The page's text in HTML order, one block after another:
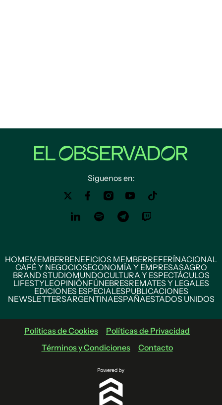
Siguenos en:
HOMEMEMBERBENEFICIOS MEMBERREFERÍNACIONAL
CAFÉ Y NEGOCIOSECONOMÍA Y EMPRESASAGRO
BRAND STUDIOMUNDOCULTURA Y ESPECTÁCULOS
LIFESTYLEOPINIÓNFÚNEBRESREMATES Y LEGALES
EDICIONES ESPECIALESPUBLICACIONES
NEWSLETTERSARGENTINAESPAÑAESTADOS UNIDOS
Políticas de Cookies
Políticas de Privacidad
Términos y Condiciones
Contacto